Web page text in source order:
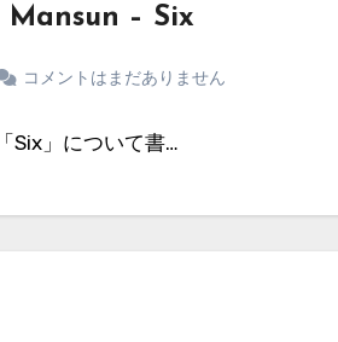
– Six
コメントはまだありません
Six」について書…